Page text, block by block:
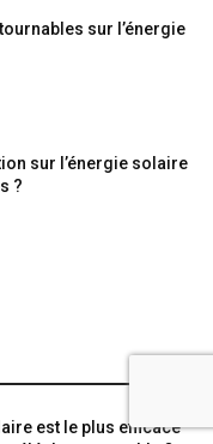
sur l’énergie
sur l’énergie solaire
?
est le plus efficace